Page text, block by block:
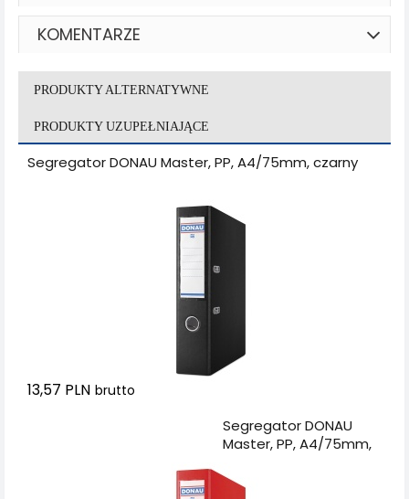
KOMENTARZE
PRODUKTY ALTERNATYWNE
PRODUKTY UZUPEŁNIAJĄCE
Segregator DONAU Master, PP, A4/75mm, czarny
13,57 PLN brutto
Segregator DONAU
Master, PP, A4/75mm,